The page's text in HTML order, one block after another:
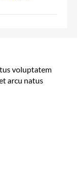
voluptatem
arcu natus